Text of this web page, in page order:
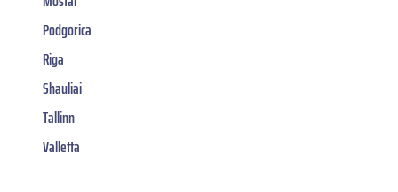
Podgorica
Riga
Shauliai
Tallinn
Valletta